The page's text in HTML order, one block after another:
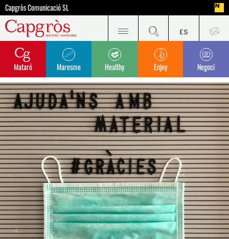
Capgròs Comunicació SL
Mataró Maresme Healthy Enjoy Negoci